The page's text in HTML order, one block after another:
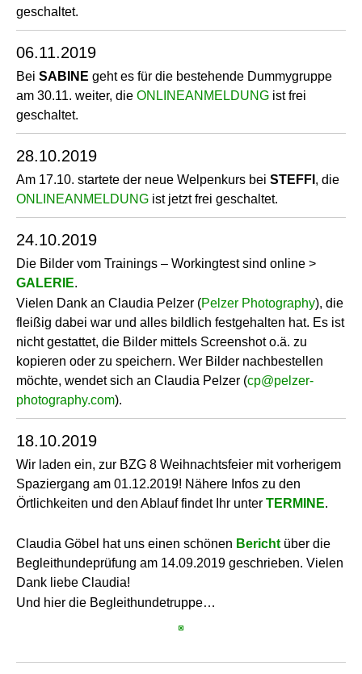
geschaltet.
06.11.2019
Bei SABINE geht es für die bestehende Dummygruppe
am 30.11. weiter, die ONLINEANMELDUNG ist frei
geschaltet.
28.10.2019
Am 17.10. startete der neue Welpenkurs bei STEFFI , die
ONLINEANMELDUNG ist jetzt frei geschaltet.
24.10.2019
Die Bilder vom Trainings – Workingtest sind online >
GALERIE.
Vielen Dank an Claudia Pelzer (Pelzer Photography), die
fleißig dabei war und alles bildlich festgehalten hat. Es ist
nicht gestattet, die Bilder mittels Screenshot o.ä. zu
kopieren oder zu speichern. Wer Bilder nachbestellen
möchte, wendet sich an Claudia Pelzer (cp@pelzer-
photography.com).
18.10.2019
Wir laden ein, zur BZG 8 Weihnachtsfeier mit vorherigem
Spaziergang am 01.12.2019! Nähere Infos zu den
Örtlichkeiten und den Ablauf findet Ihr unter TERMINE.
Claudia Göbel hat uns einen schönen Bericht über die
Begleithundeprüfung am 14.09.2019 geschrieben. Vielen
Dank liebe Claudia!
Und hier die Begleithundetruppe…